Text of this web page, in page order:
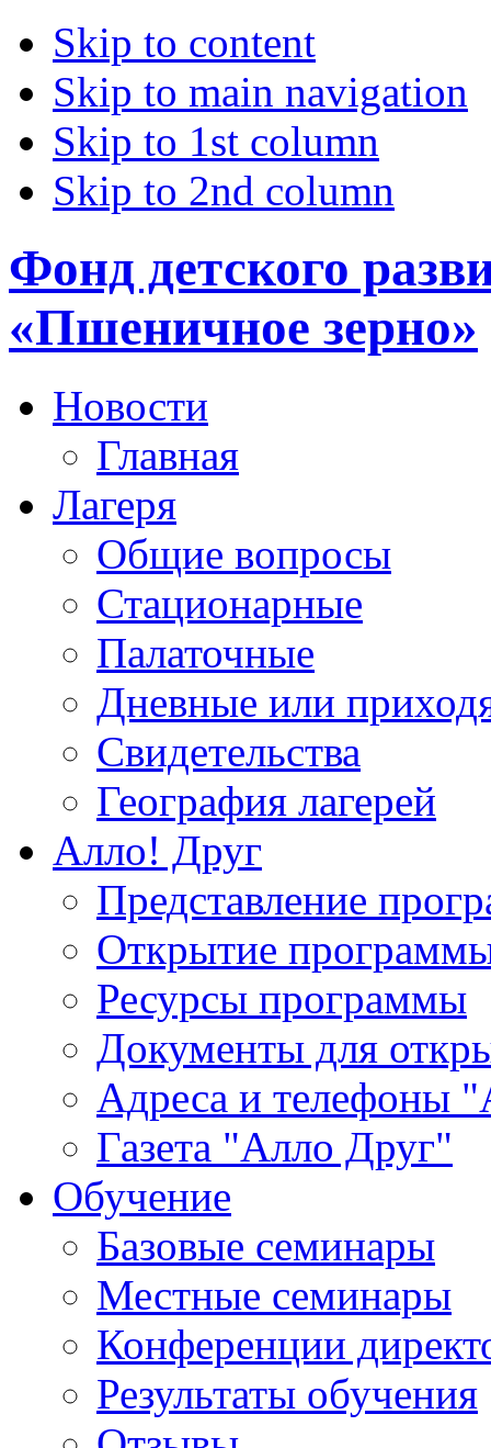
Skip to content
Skip to main navigation
Skip to 1st column
Skip to 2nd column
Фонд детского
«Пшеничное зерно»
Новости
Главная
Лагеря
Общие вопросы
Стационарные
Палаточные
Дневные или
Свидетельства
География лагерей
Алло! Друг
Представление
Открытие
Ресурсы программы
Документы для
Адреса и телефоны
Газета "Алло Друг"
Обучение
Базовые семинары
Местные семинары
Конференции
Результаты обучения